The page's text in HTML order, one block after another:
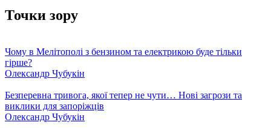
Точки зору
Чому в Мелітополі з бензином та електрикою буде тільки
гірше?
Олександр Чубукін
Безперевна тривога, якої тепер не чути… Нові загрози та
виклики для запоріжців
Олександр Чубукін